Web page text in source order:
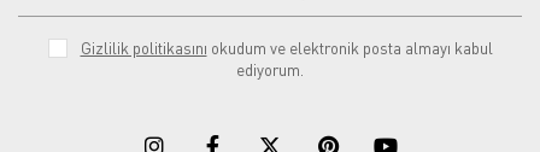
Gizlilik politikasını okudum ve elektronik posta almayı kabul
ediyorum.